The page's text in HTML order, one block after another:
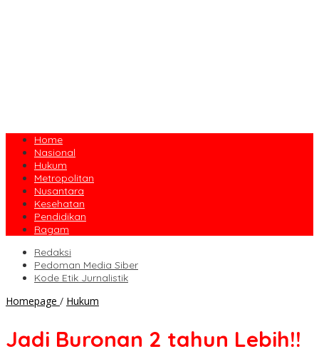
Home
Nasional
Hukum
Metropolitan
Nusantara
Kesehatan
Pendidikan
Ragam
Redaksi
Pedoman Media Siber
Kode Etik Jurnalistik
Homepage / Hukum
tahun
Jadi Buronan 2 tahun Lebih!!